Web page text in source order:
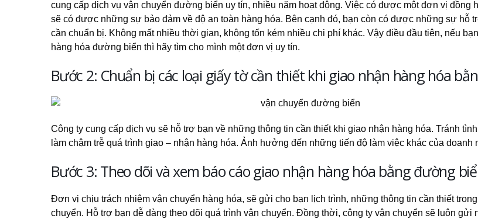
cung cấp dịch vụ vận chuyển đường biển uy tín, nhiều năm hoạt động. Việc có được một đơn vị đồng
sẽ có được những sự bảo đảm về độ an toàn hàng hóa. Bên cạnh đó, bạn còn có được những sự hỗ
cần chuẩn bị. Không mất nhiều thời gian, không tốn kém nhiều chi phí khác. Vậy điều đầu tiên, nếu
hàng hóa đường biển thì hãy tìm cho mình một đơn vị uy tín.
Bước 2: Chuẩn bị các loại giấy tờ cần thiết khi giao nhận hàng hóa
Công ty cung cấp dịch vụ sẽ hỗ trợ bạn về những thông tin cần thiết khi giao nhận hàng hóa. Tránh
làm chậm trễ quá trình giao – nhận hàng hóa. Ảnh hưởng đến những tiến độ làm việc khác của doanh
Bước 3: Theo dõi và xem báo cáo giao nhận hàng hóa bằng đường
Đơn vị chịu trách nhiệm vận chuyển hàng hóa, sẽ gửi cho bạn lịch trình, những thông tin cần thiết
chuyển. Hỗ trợ bạn dễ dàng theo dõi quá trình vận chuyển. Đồng thời, công ty vận chuyển sẽ luôn gửi